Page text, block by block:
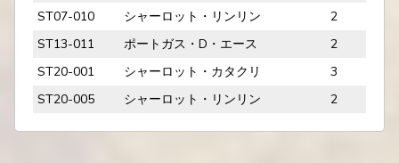
ST07-010
シャーロット・リンリン
2
ST13-011
ポートガス・D・エース
2
ST20-001
シャーロット・カタクリ
3
ST20-005
シャーロット・リンリン 2